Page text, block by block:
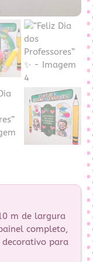
m de largura
completo,
para